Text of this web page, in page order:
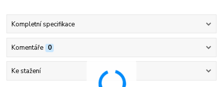
Kompletní specifikace
Komentáře 0
Ke stažení